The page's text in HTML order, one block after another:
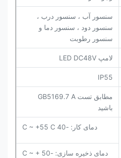
سنسور آب ، سنسور درب ،
سنسور دود ، سنسور دما و
سنسور رطوبت
لامپ LED DC48V
IP55
مطابق تست GB5169.7 A
باشید
دمای کار: -40 C ~ +55 C
دمای ذخیره سازی: -50 C ~ +